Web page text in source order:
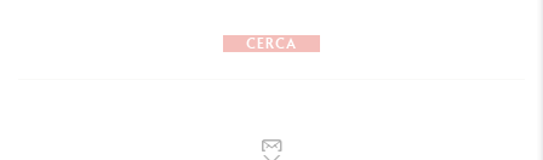
CERCA